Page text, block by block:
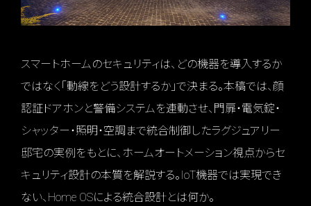
スマートホームのセキュリティは、どの機器を導入するか
ではなく「動線をどう設計するか」で決まる。本稿では、顔
認証ドアホンと警備システムを連動させ、門扉・電気錠・
シャッター・照明・空調まで統合制御したラグジュアリー
邸宅の実例をもとに、ホームオートメーション視点からセ
キュリティ設計の本質を解説する。IoT機器では実現でき
ない、Home OSによる統合設計とは何か。